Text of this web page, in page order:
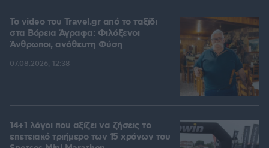
To video του Travel.gr από το ταξίδι
στα Βόρεια Άγραφα: Φιλόξενοι
Άνθρωποι, ανόθευτη Φύση
07.08.2026, 12:38
14+1 λόγοι που αξίζει να ζήσεις το
επετειακό τριήμερο των 15 χρόνων του